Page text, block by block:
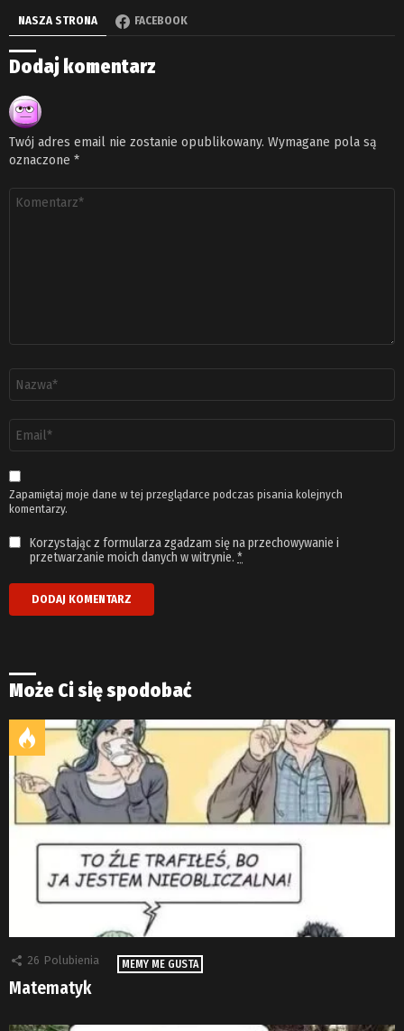
NASZA STRONA FACEBOOK
Dodaj komentarz
Twój adres email nie zostanie opublikowany. Wymagane pola są
oznaczone *
Komentarz
email
*
Zapamiętaj moje dane w tej przeglądarce podczas pisania kolejnych
komentarzy.
Korzystając z formularza zgadzam się na przechowywanie i
przetwarzanie moich danych w witrynie. *
Może Ci się spodobać
26 Polubienia MEMY ME GUSTA
Matematyk